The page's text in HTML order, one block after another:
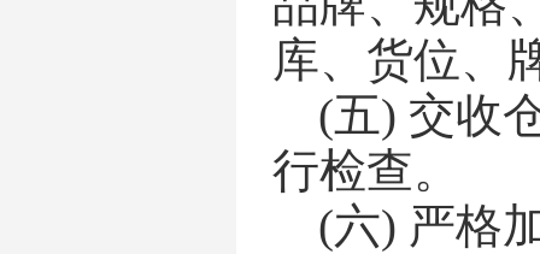
库、货位、
(五) 交收
行检查。
(六) 严格